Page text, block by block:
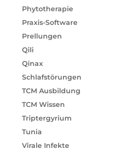
Phytotherapie
Praxis-Software
Prellungen
Qili
Qinax
Schlafstörungen
TCM Ausbildung
TCM Wissen
Triptergyrium
Tunia
Virale Infekte